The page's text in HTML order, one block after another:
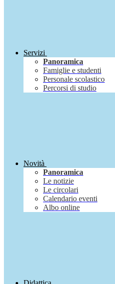
Servizi
Panoramica
Famiglie e studenti
Personale scolastico
Percorsi di studio
Novità
Panoramica
Le notizie
Le circolari
Calendario eventi
Albo online